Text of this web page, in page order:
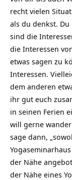
recht vielen
als du denkst.
sind die
die Interessen
etwas sagen zu
Interessen.
dem anderen
ihr gut euch
in seinen Ferien
will gerne
sage dann,
Yogaseminarhaus
der Nähe
der Nähe eines